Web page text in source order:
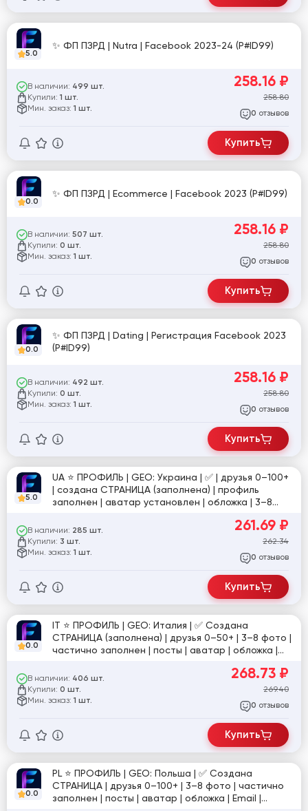
5.0
✨ ФП ПЗРД | Nutra | Facebook 2023-24 (P#ID99)
В наличии: 499 шт.
Купили: 1 шт.
Мин. заказ: 1 шт.
258.16 ₽
258.80
0 отзывов
Купить
0.0
✨ ФП ПЗРД | Ecommerce | Facebook 2023 (P#ID99)
В наличии: 507 шт.
Купили: 0 шт.
Мин. заказ: 1 шт.
258.16 ₽
258.80
0 отзывов
Купить
0.0
✨ ФП ПЗРД | Dating | Регистрация Facebook 2023
(P#ID99)
В наличии: 492 шт.
Купили: 0 шт.
Мин. заказ: 1 шт.
258.16 ₽
258.80
0 отзывов
Купить
5.0
UA ⭐️ ПРОФИЛЬ | GEO: Украина | ✅ | друзья 0–100+
| создана СТРАНИЦА (заполнена) | профиль
заполнен | аватар установлен | обложка | 3–8
доступа | ручная подготовка | фото для
подтверждения в комплекте | №sup/tru
В наличии: 285 шт.
Купили: 3 шт.
Мин. заказ: 1 шт.
261.69 ₽
262.34
0 отзывов
Купить
0.0
IT ⭐️ ПРОФИЛЬ | GEO: Италия | ✅ Создана
СТРАНИЦА (заполнена) | друзья 0–50+ | 3–8 фото |
частично заполнен | посты | аватар | обложка |
подготовка 5 дней | фото для подтверждения в
комплекте | №2
В наличии: 406 шт.
Купили: 0 шт.
Мин. заказ: 1 шт.
268.73 ₽
269.40
0 отзывов
Купить
0.0
PL ⭐️ ПРОФИЛЬ | GEO: Польша | ✅ Создана
СТРАНИЦА | друзья 0–100+ | 3–8 фото | частично
заполнен | посты | аватар | обложка | Email |